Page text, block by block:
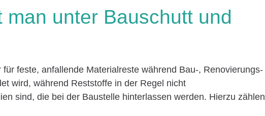
man unter Bauschutt und
feste, anfallende Materialreste während Bau-, Renovierungs-
wird, während Reststoffe in der Regel nicht
sind, die bei der Baustelle hinterlassen werden. Hierzu zählen